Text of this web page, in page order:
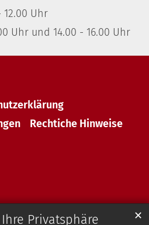
Privatsphäre ✕
12.00 Uhr
Uhr und 14.00 - 16.00 Uhr
Rechtiche Hinweise